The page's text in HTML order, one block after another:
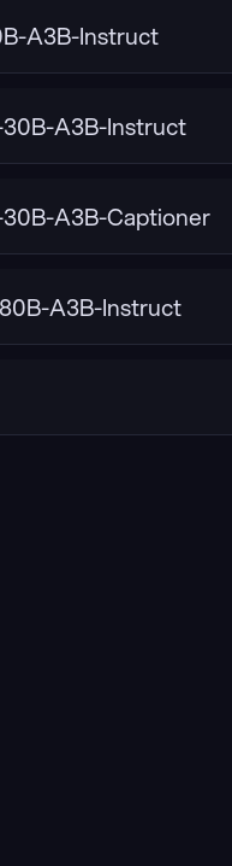
A3B-Instruct
A3B-Instruct
A3B-Captioner
A3B-Instruct